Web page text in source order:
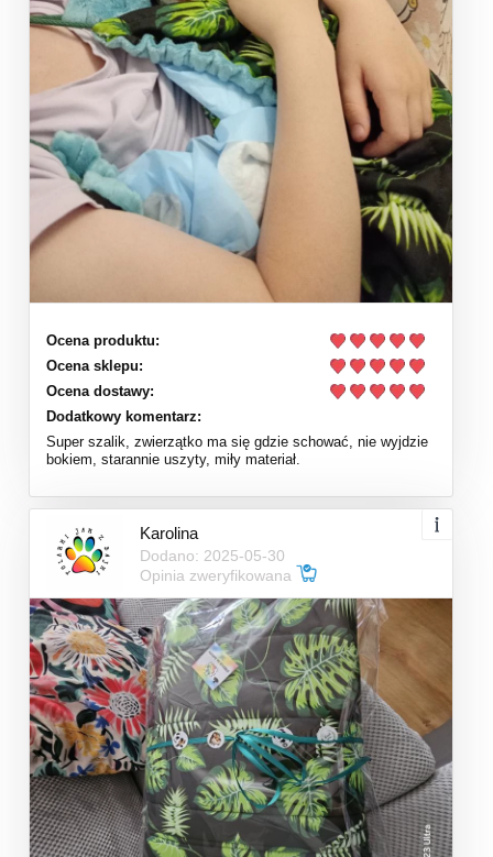
Ocena produktu:
Ocena sklepu:
Ocena dostawy:
Dodatkowy komentarz:
Super szalik, zwierzątko ma się gdzie schować, nie wyjdzie
bokiem, starannie uszyty, miły materiał.
Karolina
Dodano: 2025-05-30
Opinia zweryfikowana